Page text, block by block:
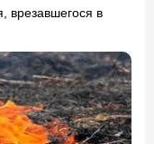
врезавшегося в